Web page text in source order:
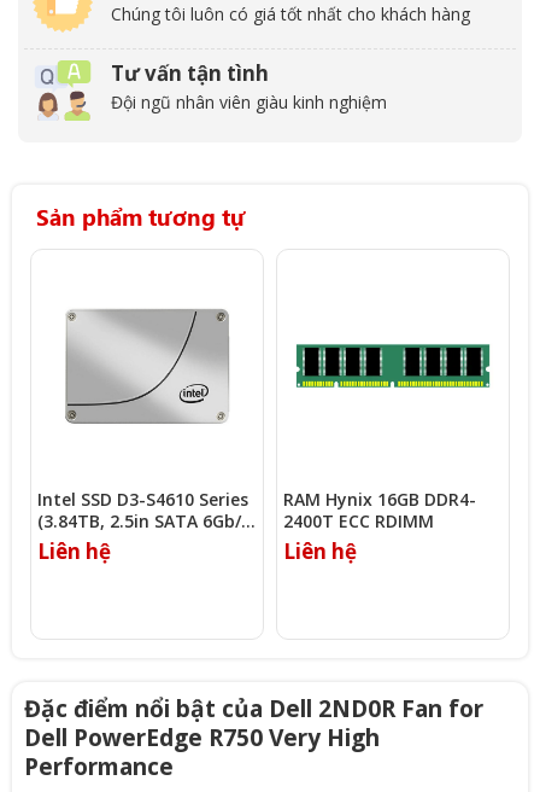
Chúng tôi luôn có giá tốt nhất cho khách hàng
Tư vấn tận tình
Đội ngũ nhân viên giàu kinh nghiệm
Sản phẩm tương tự
Intel SSD D3-S4610 Series
(3.84TB, 2.5in SATA 6Gb/s,
3D2, TLC)
Liên hệ
RAM Hynix 16GB DDR4-
2400T ECC RDIMM
Liên hệ
Đặc điểm nổi bật của Dell 2ND0R Fan for
Dell PowerEdge R750 Very High
Performance